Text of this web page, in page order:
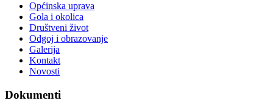
Općinska uprava
Gola i okolica
Društveni život
Odgoj i obrazovanje
Galerija
Kontakt
Novosti
Dokumenti